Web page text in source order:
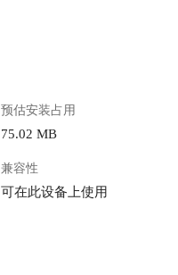
预估安装占用
75.02 MB
兼容性
可在此设备上使用